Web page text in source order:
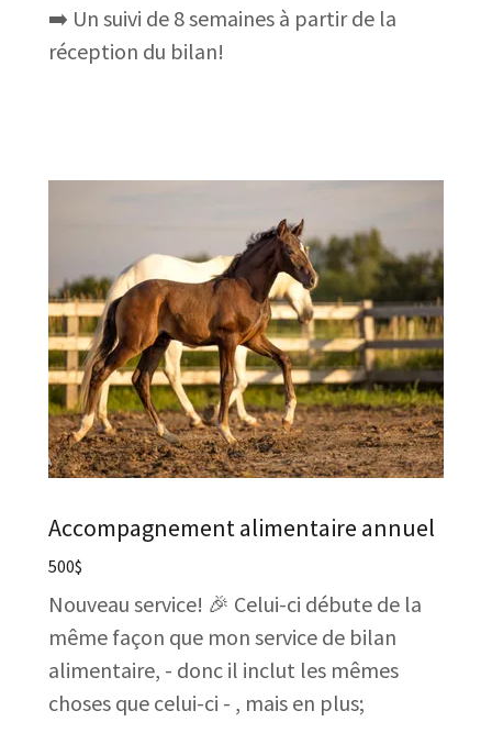
➡️ Un suivi de 8 semaines à partir de la
réception du bilan!
Accompagnement alimentaire annuel
500$
Nouveau service! 🎉 Celui-ci débute de la
même façon que mon service de bilan
alimentaire, - donc il inclut les mêmes
choses que celui-ci - , mais en plus;